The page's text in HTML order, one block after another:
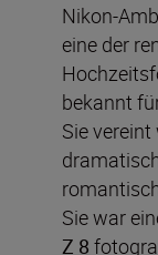
Nikon-
eine der
bekannt
Sie
Sie war
Z 8